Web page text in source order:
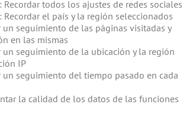
todos los ajustes de redes sociales
el país y la región seleccionados
un seguimiento de las páginas visitadas y
en las mismas
un seguimiento de la ubicación y la región
IP
un seguimiento del tiempo pasado en cada
la calidad de los datos de las funciones